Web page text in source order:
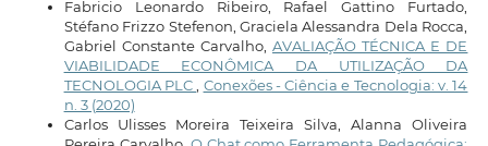
Fabricio Leonardo Ribeiro, Rafael Gattino Furtado,
Stéfano Frizzo Stefenon, Graciela Alessandra Dela Rocca,
Gabriel Constante Carvalho, AVALIAÇÃO TÉCNICA E DE
VIABILIDADE ECONÔMICA DA UTILIZAÇÃO DA
TECNOLOGIA PLC
Conexões - Ciência e Tecnologia: v. 14
n. 3 (2020)
Carlos Ulisses Moreira Teixeira Silva, Alanna Oliveira